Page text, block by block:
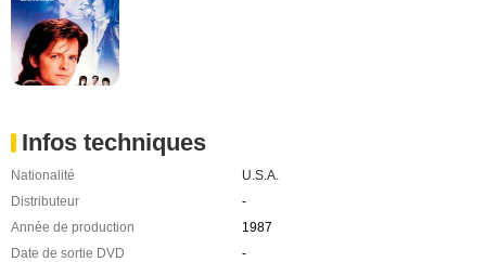
Infos techniques
Nationalité
U.S.A.
Distributeur
-
Année de production
1987
Date de sortie DVD
-